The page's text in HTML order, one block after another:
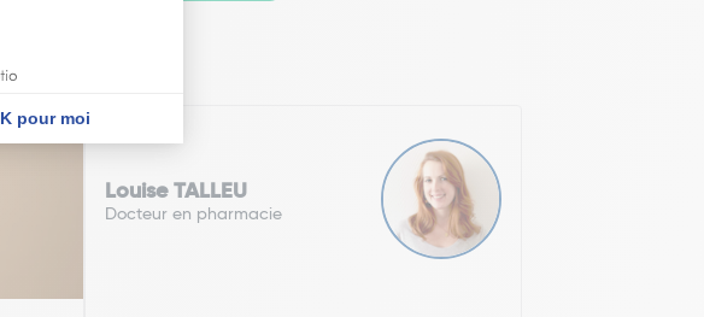
Louise TALLEU
Docteur en pharmacie